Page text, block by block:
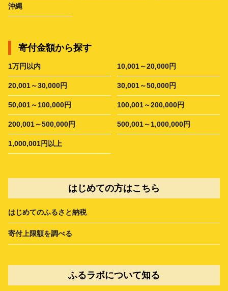
沖縄
寄付金額から探す
1万円以内 10,001～20,000円
20,001～30,000円 30,001～50,000円
50,001～100,000円 100,001～200,000円
200,001～500,000円 500,001～1,000,000円
1,000,001円以上
はじめての方はこちら
はじめてのふるさと納税
寄付上限額を調べる
ふるラボについて知る